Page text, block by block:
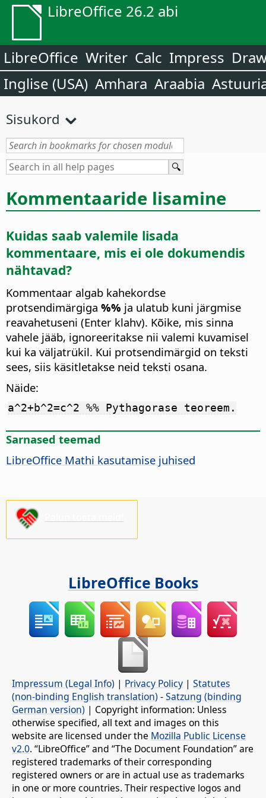
LibreOffice 26.2 abi
LibreOffice Writer Calc Impress
Inglise (USA) Amhara Araabia
Sisukord
Kommentaaride lisamine
Kuidas saab valemile lisada
kommentaare, mis ei ole dokumendis
nähtavad?
Kommentaar algab kahekordse
protsendimärgiga %% ja ulatub kuni järgmise
reavahetuseni (Enter klahv). Kõike, mis sinna
vahele jääb, ignoreeritakse nii valemi kuvamisel
kui ka väljatrükil. Kui protsendimärgid on teksti
sees, siis käsitletakse neid teksti osana.
Näide:
a^2+b^2=c^2 %% Pythagorase teoreem.
Sarnased teemad
LibreOffice Mathi kasutamise juhised
LibreOffice Books
Impressum (Legal Info) | Privacy Policy | Statutes
(non-binding English translation) -Satzung (binding
German version) | Copyright information: Unless
otherwise specified, all text and images on this
website are licensed under the Mozilla Public License
v2.0. “LibreOffice” and “The Document Foundation” are
registered trademarks of their corresponding
registered owners or are in actual use as trademarks
in one or more countries. Their respective logos and